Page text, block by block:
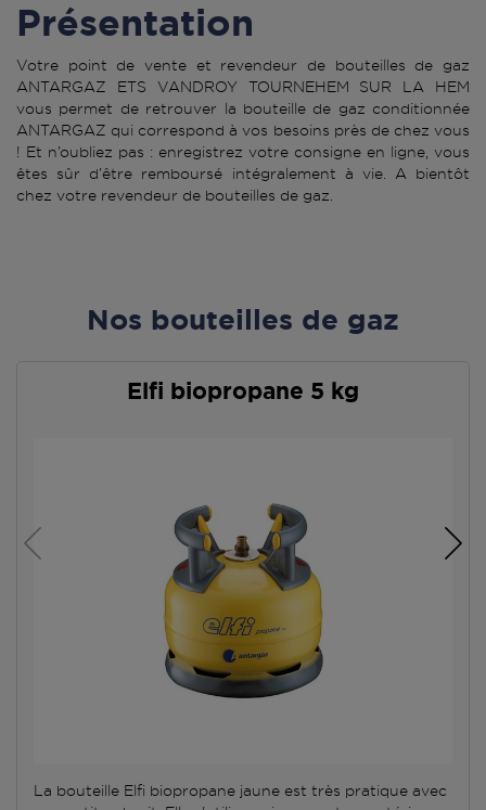
Présentation
Votre point de vente et revendeur de bouteilles de gaz
ANTARGAZ ETS VANDROY TOURNEHEM SUR LA HEM
vous permet de retrouver la bouteille de gaz conditionnée
ANTARGAZ qui correspond à vos besoins près de chez vous
! Et n’oubliez pas : enregistrez votre consigne en ligne, vous
êtes sûr d’être remboursé intégralement à vie. A bientôt
chez votre revendeur de bouteilles de gaz.
Nos bouteilles de gaz
Elfi biopropane 5 kg
La bouteille Elfi biopropane jaune est très pratique avec